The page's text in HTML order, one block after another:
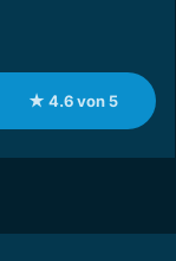
★ 4.6 von 5